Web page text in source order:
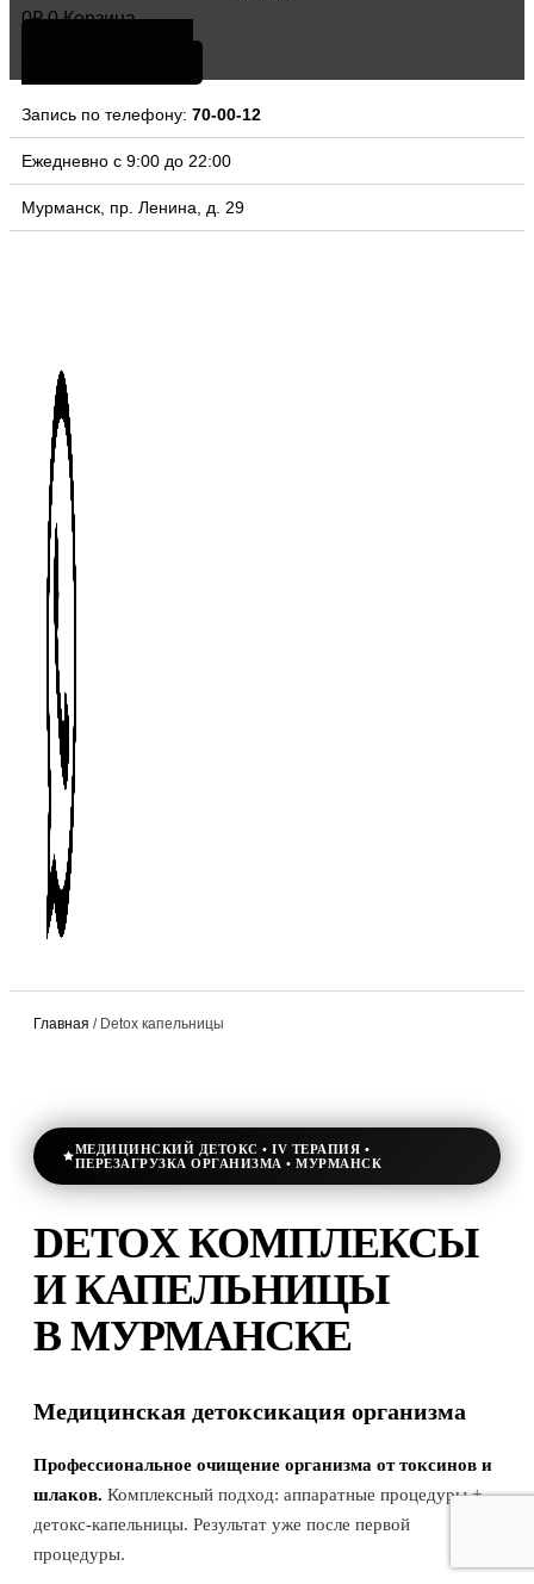
0₽ 0 Корзина
Запись по телефону: 70-00-12
Ежедневно с 9:00 до 22:00
Мурманск, пр. Ленина, д. 29
Главная / Detox капельницы
МЕДИЦИНСКИЙ ДЕТОКС • IV ТЕРАПИЯ •
ПЕРЕЗАГРУЗКА ОРГАНИЗМА • МУРМАНСК
DETOX КОМПЛЕКСЫ
И КАПЕЛЬНИЦЫ
В МУРМАНСКЕ
Медицинская детоксикация организма
Профессиональное очищение организма от токсинов и
шлаков. Комплексный подход: аппаратные процедуры +
детокс-капельницы. Результат уже после первой
процедуры.